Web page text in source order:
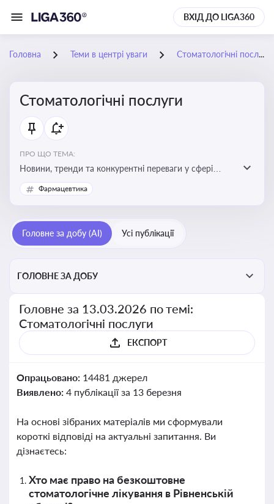
ВХІД ДО LIGA360
Головна Теми в центрі уваги Стоматологічні послуги
Стоматологічні послуги
ПРО ЩО ТЕМА:
Новини, тренди та конкурентні переваги у сфері
стоматологічних послуг. Використання новітніх
технологій та стратегій для покращення
Фармацевтика
Головне за добу (AI) Усі публікації
ГОЛОВНЕ ЗА ДОБУ
Головне за 13.03.2026 по темі:
Стоматологічні послуги
ЕКСПОРТ
Опрацьовано: 14481 джерел
Виявлено: 4 публікації за 13 березня
На основі зібраних матеріалів ми сформували
короткі відповіді на актуальні запитання. Ви
дізнаєтесь:
Хто має право на безкоштовне
стоматологічне лікування в Рівненській